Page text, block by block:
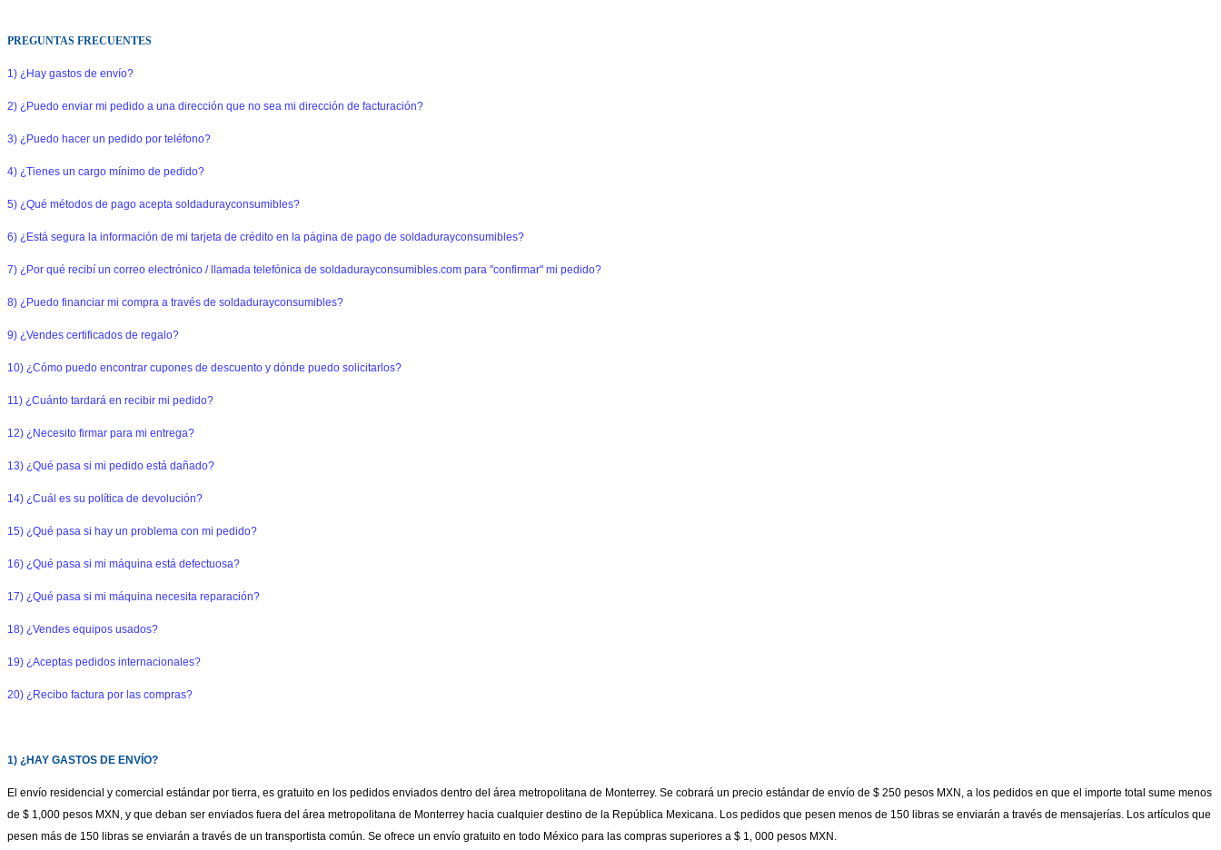
PREGUNTAS FRECUENTES
1) ¿Hay gastos de envío?
2) ¿Puedo enviar mi pedido a una dirección que no sea mi dirección de facturación?
3) ¿Puedo hacer un pedido por teléfono?
4) ¿Tienes un cargo mínimo de pedido?
5) ¿Qué métodos de pago acepta soldadurayconsumibles?
6) ¿Está segura la información de mi tarjeta de crédito en la página de pago de soldadurayconsumibles?
7) ¿Por qué recibí un correo electrónico / llamada telefónica de soldadurayconsumibles.com para "confirmar" mi pedido?
8) ¿Puedo financiar mi compra a través de soldadurayconsumibles?
9) ¿Vendes certificados de regalo?
10) ¿Cómo puedo encontrar cupones de descuento y dónde puedo solicitarlos?
11) ¿Cuánto tardará en recibir mi pedido?
12) ¿Necesito firmar para mi entrega?
13) ¿Qué pasa si mi pedido está dañado?
14) ¿Cuál es su política de devolución?
15) ¿Qué pasa si hay un problema con mi pedido?
16) ¿Qué pasa si mi máquina está defectuosa?
17) ¿Qué pasa si mi máquina necesita reparación?
18) ¿Vendes equipos usados?
19) ¿Aceptas pedidos internacionales?
20) ¿Recibo factura por las compras?
1) ¿HAY GASTOS DE ENVÍO?
El envío residencial y comercial estándar por tierra, es gratuito en los pedidos enviados dentro del área metropolitana de Monterrey. Se cobrará un precio estándar de envío de $ 250 pesos MXN, a los pedidos en que el importe total sume menos
de $ 1,000 pesos MXN, y que deban ser enviados fuera del área metropolitana de Monterrey hacia cualquier destino de la República Mexicana. Los pedidos que pesen menos de 150 libras se enviarán a través de mensajerías. Los artículos que
pesen más de 150 libras se enviarán a través de un transportista común. Se ofrece un envío gratuito en todo México para las compras superiores a $ 1, 000 pesos MXN.